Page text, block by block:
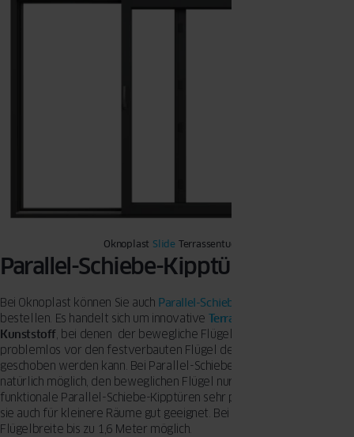
Oknoplast Slide Terrassentueren
Parallel-Schiebe-Kipptüren (PSKT)
Bei Oknoplast können Sie auch Parallel-Schiebe-Kipptüren (PSKT)
bestellen. Es handelt sich um innovative Terrassentüren
Kunststoff, bei denen der bewegliche Flügel gekippt und dann
problemlos vor den festverbauten Flügel der Terrassentür
geschoben werden kann. Bei Parallel-Schiebe-Kipptüren ist es
natürlich möglich, den beweglichen Flügel nur zu kippen. Da
funktionale Parallel-Schiebe-Kipptüren sehr platzsparend sind, sind
sie auch für kleinere Räume gut geeignet. Bei Oknoplast ist eine
Flügelbreite bis zu 1,6 Meter möglich.